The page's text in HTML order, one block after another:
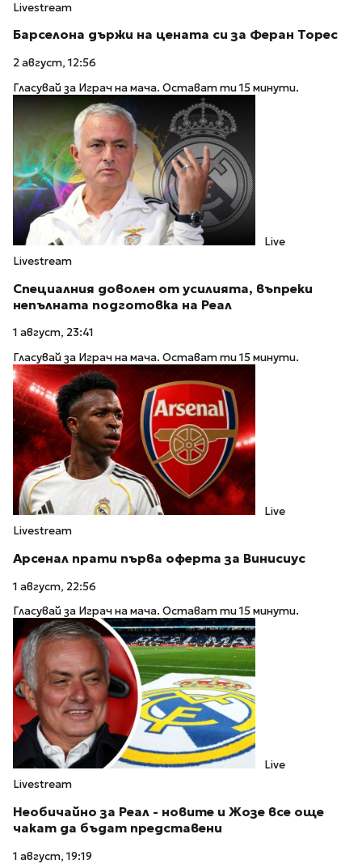
Livestream
Барселона държи на цената си за Феран Торес
2 август, 12:56
Гласувай за Играч на мача. Остават ти 15 минути.
Live
Livestream
Специалния доволен от усилията, въпреки
непълната подготовка на Реал
1 август, 23:41
Гласувай за Играч на мача. Остават ти 15 минути.
Live
Livestream
Арсенал прати първа оферта за Винисиус
1 август, 22:56
Гласувай за Играч на мача. Остават ти 15 минути.
Live
Livestream
Необичайно за Реал - новите и Жозе все още
чакат да бъдат представени
1 август, 19:19